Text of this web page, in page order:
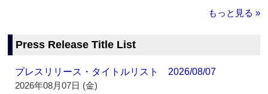
もっと見る »
Press Release Title List
プレスリリース・タイトルリスト 2026/08/07
2026年08月07日 (金)